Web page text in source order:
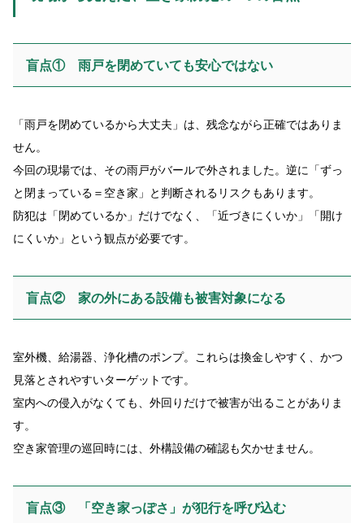
盲点① 雨戸を閉めていても安心ではない
「雨戸を閉めているから大丈夫」は、残念ながら正確ではありま
せん。
今回の現場では、その雨戸がバールで外されました。逆に「ずっ
と閉まっている＝空き家」と判断されるリスクもあります。
防犯は「閉めているか」だけでなく、「近づきにくいか」「開け
にくいか」という観点が必要です。
盲点② 家の外にある設備も被害対象になる
室外機、給湯器、浄化槽のポンプ。これらは換金しやすく、かつ
見落とされやすいターゲットです。
室内への侵入がなくても、外回りだけで被害が出ることがありま
す。
空き家管理の巡回時には、外構設備の確認も欠かせません。
盲点③ 「空き家っぽさ」が犯行を呼び込む